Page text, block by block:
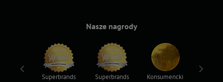
Nasze nagrody
Superbrands
Superbrands
Konsumencki